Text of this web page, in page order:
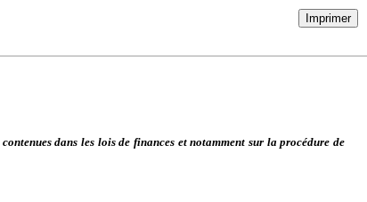
Imprimer
contenues dans les lois de finances et notamment sur la procédure de